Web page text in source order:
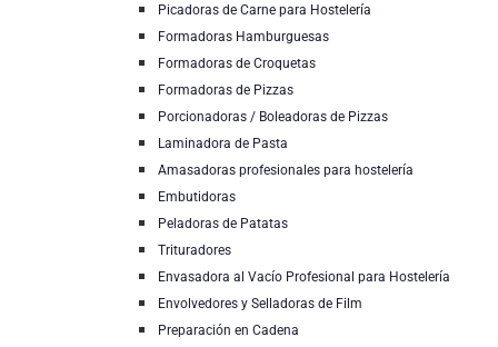
Picadoras de Carne para Hostelería
Formadoras Hamburguesas
Formadoras de Croquetas
Formadoras de Pizzas
Porcionadoras / Boleadoras de Pizzas
Laminadora de Pasta
Amasadoras profesionales para hostelería
Embutidoras
Peladoras de Patatas
Trituradores
Envasadora al Vacío Profesional para Hostelería
Envolvedores y Selladoras de Film
Preparación en Cadena